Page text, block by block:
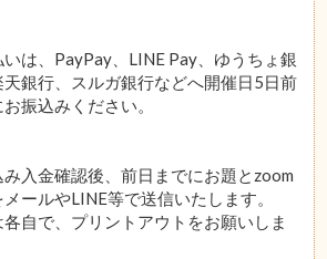
いは、PayPay、LINE Pay、ゆうちょ銀
天銀行、スルガ銀行などへ開催日5日前
お振込みください。
み入金確認後、前日までにお題とzoom
ールやLINE等で送信いたします。
各自で、プリントアウトをお願いしま